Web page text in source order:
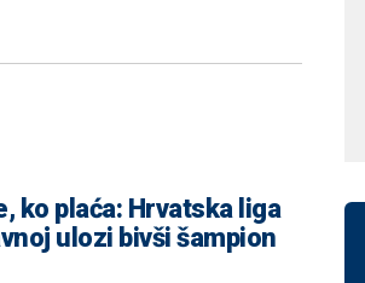
ko plaća: Hrvatska liga
ulozi bivši šampion